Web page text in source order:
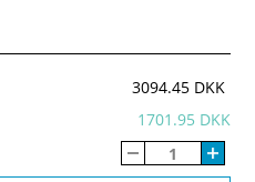
3094.45 DKK
1701.95 DKK